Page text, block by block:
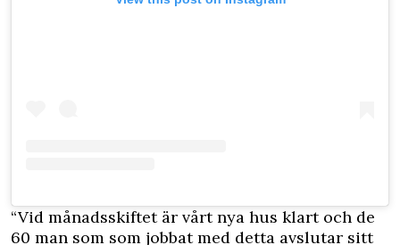
“Vid månadsskiftet är vårt nya hus klart och de
60 man som som jobbat med detta avslutar sitt